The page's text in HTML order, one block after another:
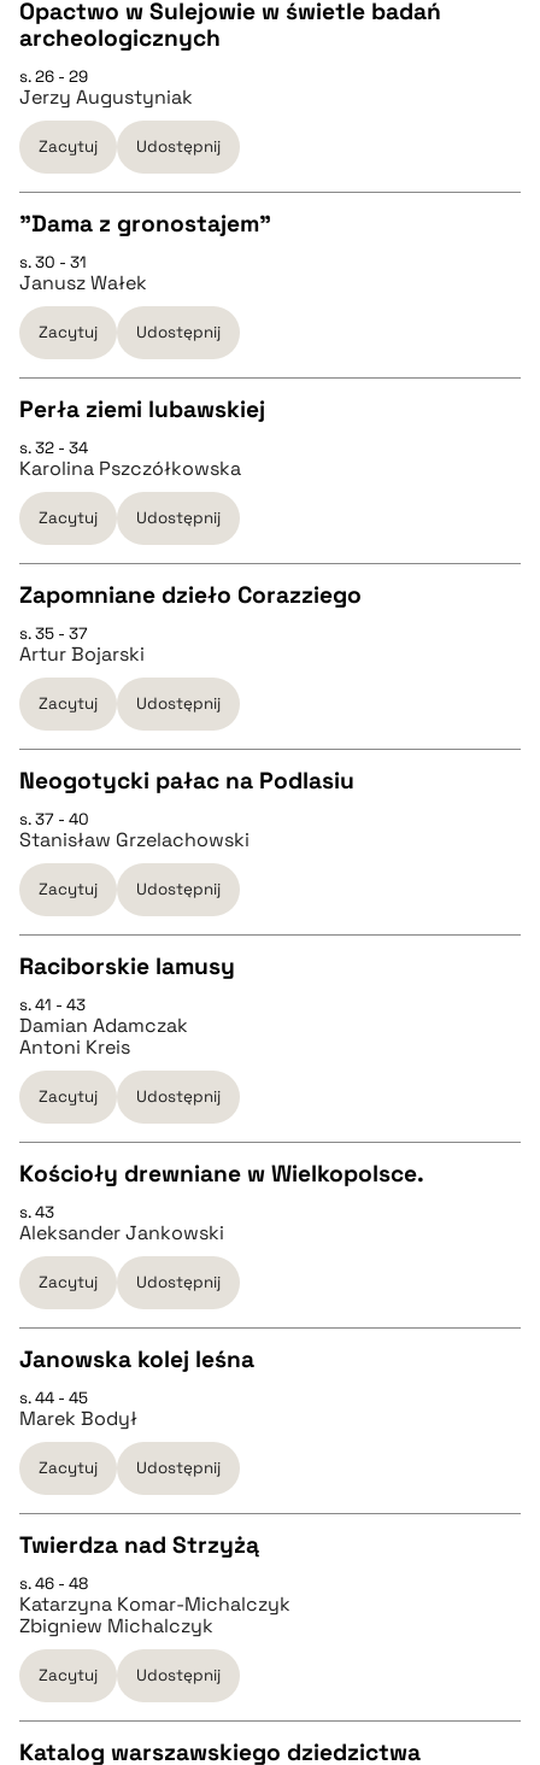
CZYSTY TEKST
pobierz cytat
BIBTEX
pobierz cytat
Opactwo w Sulejowie w świetle badań
archeologicznych
s. 26 - 29
Jerzy Augustyniak
Zacytuj Udostępnij
CZYSTY TEKST
pobierz cytat
BIBTEX
pobierz cytat
"Dama z gronostajem"
s. 30 - 31
Janusz Wałek
Zacytuj Udostępnij
CZYSTY TEKST
pobierz cytat
BIBTEX
pobierz cytat
Perła ziemi lubawskiej
s. 32 - 34
Karolina Pszczółkowska
Zacytuj Udostępnij
CZYSTY TEKST
pobierz cytat
BIBTEX
pobierz cytat
Zapomniane dzieło Corazziego
s. 35 - 37
Artur Bojarski
Zacytuj Udostępnij
CZYSTY TEKST
pobierz cytat
BIBTEX
pobierz cytat
Neogotycki pałac na Podlasiu
s. 37 - 40
Stanisław Grzelachowski
Zacytuj Udostępnij
CZYSTY TEKST
pobierz cytat
pobierz cytat
Raciborskie lamusy
s. 41 - 43
Damian Adamczak
Antoni Kreis
Zacytuj Udostępnij
CZYSTY TEKST
pobierz cytat
BIBTEX
pobierz cytat
Kościoły drewniane w Wielkopolsce.
s. 43
Aleksander Jankowski
Zacytuj Udostępnij
CZYSTY TEKST
pobierz cytat
BIBTEX
pobierz cytat
Janowska kolej leśna
s. 44 - 45
Marek Bodył
Zacytuj Udostępnij
CZYSTY TEKST
pobierz cytat
Twierdza nad Strzyżą
s. 46 - 48
Katarzyna Komar-Michalczyk
Zbigniew Michalczyk
Zacytuj Udostępnij
Katalog warszawskiego dziedzictwa